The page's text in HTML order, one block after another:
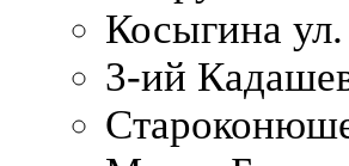
Косыгина
3-ий